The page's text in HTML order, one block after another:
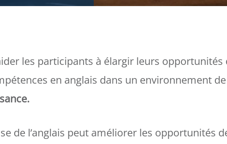
les participants à élargir leurs opportunités
en anglais dans un environnement de
de l’anglais peut améliorer les opportunités